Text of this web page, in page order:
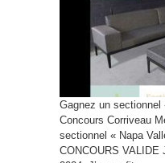
Gagnez un sectionnel
Concours Corriveau
sectionnel « Napa
CONCOURS VALIDE